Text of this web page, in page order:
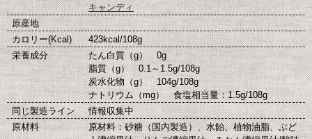
キャンディ
原産地
カロリー(Kcal)
423kcal/108g
栄養成分
たん白質（g） 0g
脂質（g） 0.1～1.5g/108g
炭水化物（g） 104g/108g
ナトリウム（mg） 食塩相当量：1.5g/108g
同じ製造ライン
情報収集中
原材料
原材料：砂糖（国内製造）、水飴、植物油脂、ぶど